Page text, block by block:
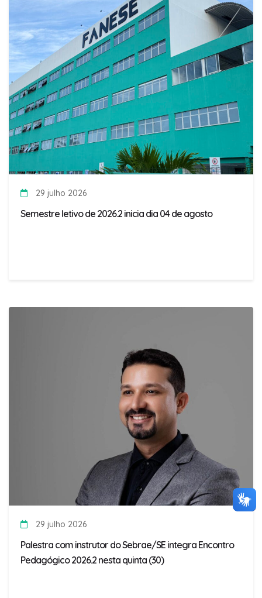
29 julho 2026
Semestre letivo de 2026.2 inicia dia 04 de agosto
29 julho 2026
Palestra com instrutor do Sebrae/SE integra Encontro
Pedagógico 2026.2 nesta quinta (30)